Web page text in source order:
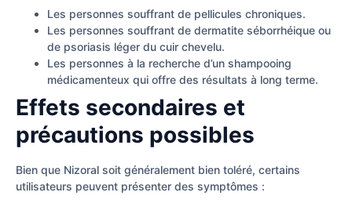
Les personnes souffrant de pellicules chroniques.
Les personnes souffrant de dermatite séborrhéique ou
de psoriasis léger du cuir chevelu.
Les personnes à la recherche d’un shampooing
médicamenteux qui offre des résultats à long terme.
Effets secondaires et
précautions possibles
Bien que Nizoral soit généralement bien toléré, certains
utilisateurs peuvent présenter des symptômes :